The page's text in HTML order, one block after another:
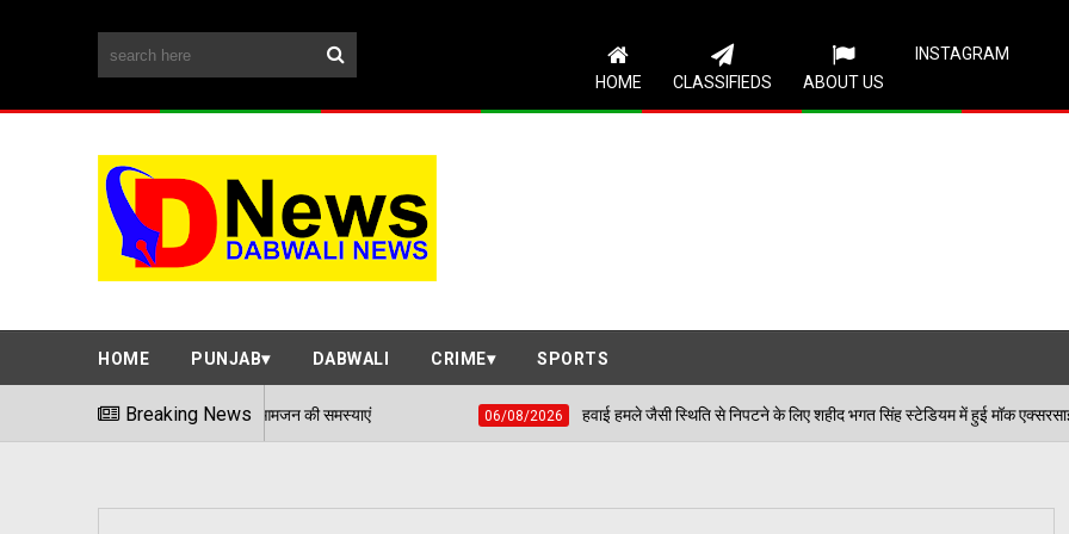
HOME CLASSIFIEDS ABOUT US
INSTAGRAM
HOME PUNJAB DABWALI CRIME SPORTS
Breaking News
शिविर में सुनी आमजन की समस्याएं 06/08/2026 हवाई हमले जैसी स्थिति से निपटने के लिए शहीद भगत सिंह स्टेडियम में हुई मॉक एक्सरसाइज, आठ घायलों का